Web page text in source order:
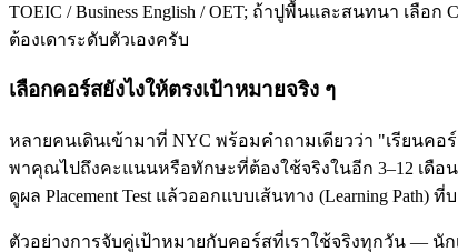
TOEIC / Business English / OET; ถ้าปูพื้นและสนทนา เลือ
ต้องเดาระดับตัวเองครับ
เลือกคอร์สยังไงให้ตรงเป้าหมายจริง ๆ
หลายคนเดินเข้ามาที่ NYC พร้อมคำถามเดียวว่า "เรียนคอ
พาคุณไปถึงคะแนนหรือทักษะที่ต้องใช้จริงในอีก 3–12 เดือ
ดูผล Placement Test แล้วออกแบบเส้นทาง (Learning
ตัวอย่างการจับคู่เป้าหมายกับคอร์สที่เราใช้จริงทุกวัน — นั